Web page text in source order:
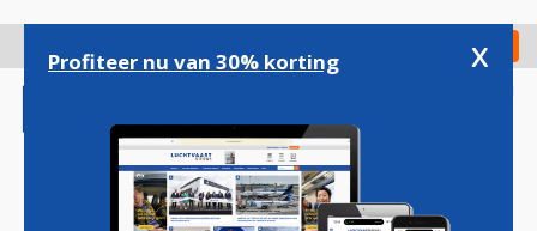
gaan
Check in
Profiteer nu van 30% korting x